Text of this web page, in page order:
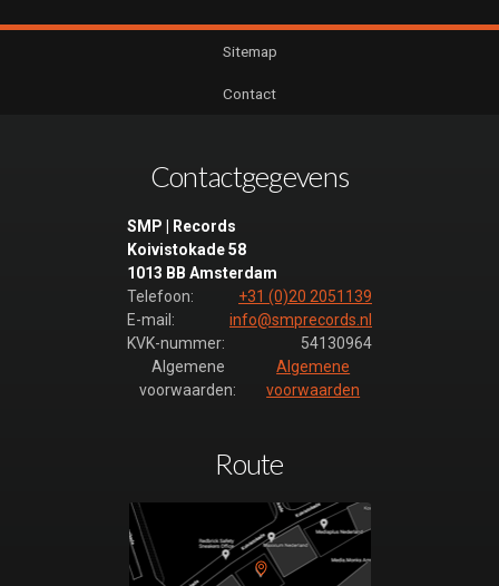
Sitemap
Contact
Contactgegevens
SMP | Records
Koivistokade 58
1013 BB Amsterdam
Telefoon:
+31 (0)20 2051139
E-mail:
info@smprecords.nl
KVK-nummer:
54130964
Algemene
voorwaarden:
Algemene
voorwaarden
Route